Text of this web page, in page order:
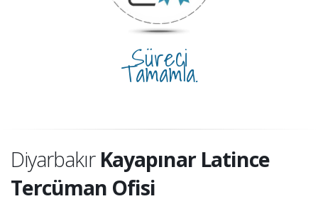
Süreci
Tamamla.
Diyarbakır Kayapınar Latince
Tercüman Ofisi